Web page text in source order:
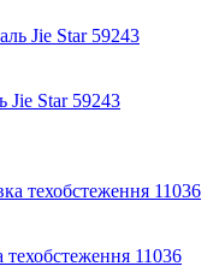
Jie Star 59243
11036